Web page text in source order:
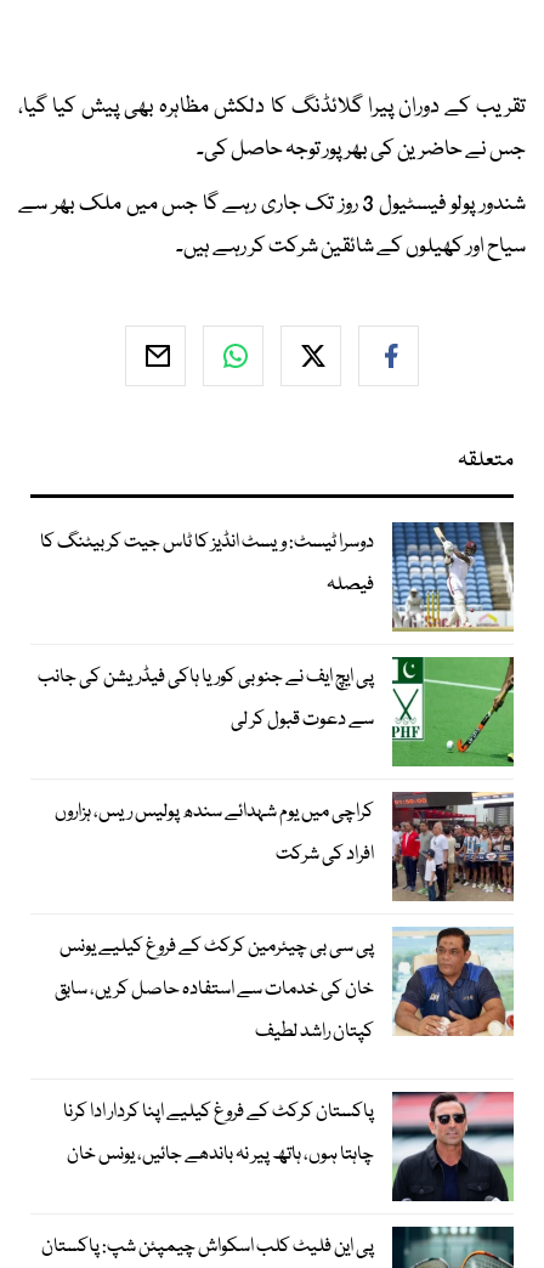
تقریب کے دوران پیرا گلائڈنگ کا دلکش مظاہرہ بھی پیش کیا گیا،
جس نے حاضرین کی بھرپور توجہ حاصل کی۔
شندور پولو فیسٹیول 3 روز تک جاری رہے گا جس میں ملک بھر سے
سیاح اور کھیلوں کے شائقین شرکت کر رہے ہیں۔
متعلقہ
دوسرا ٹیسٹ: ویسٹ انڈیز کا ٹاس جیت کر بیٹنگ کا
فیصلہ
پی ایچ ایف نے جنوبی کوریا ہاکی فیڈریشن کی جانب
سے دعوت قبول کر لی
کراچی میں یوم شہدائے سندھ پولیس ریس، ہزاروں
افراد کی شرکت
پی سی بی چیئرمین کرکٹ کے فروغ کیلیے یونس
خان کی خدمات سے استفادہ حاصل کریں، سابق
کپتان راشد لطیف
پاکستان کرکٹ کے فروغ کیلیے اپنا کردار ادا کرنا
چاہتا ہوں، ہاتھ پیر نہ باندھے جائیں، یونس خان
پی این فلیٹ کلب اسکواش چیمپئن شپ: پاکستان